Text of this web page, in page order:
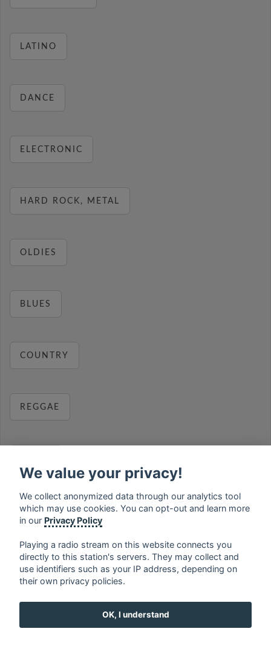
LATINO
DANCE
ELECTRONIC
HARD ROCK, METAL
OLDIES
BLUES
COUNTRY
REGGAE
MUSIC
français ⋅ english ⋅ deutsch
ελληνικά
⋅ norsk ⋅ suomi
We value your privacy!
We collect anonymized data through our analytics tool
which may use cookies. You can opt-out and learn more
in our Privacy Policy
Playing a radio stream on this website connects you
directly to this station's servers. They may collect and
use identifiers such as your IP address, depending on
their own privacy policies.
OK, I understand